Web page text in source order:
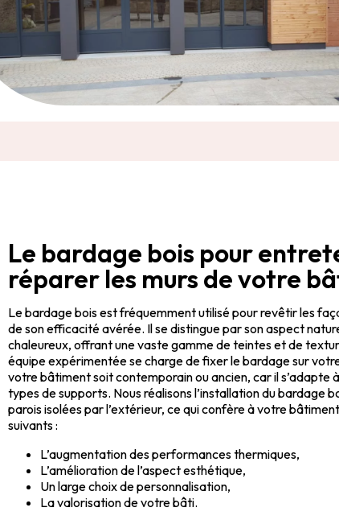
Le bardage bois pour
réparer les murs de votre
Le bardage bois est fréquemment utilisé pour revêtir les
de son efficacité avérée. Il se distingue par son aspect
chaleureux, offrant une vaste gamme de teintes et de
équipe expérimentée se charge de fixer le bardage sur
votre bâtiment soit contemporain ou ancien, car il s’adapte
types de supports. Nous réalisons l’installation du bardage
parois isolées par l’extérieur, ce qui confère à votre
suivants :
L’augmentation des performances thermiques,
L’amélioration de l’aspect esthétique,
Un large choix de personnalisation,
La valorisation de votre bâti.